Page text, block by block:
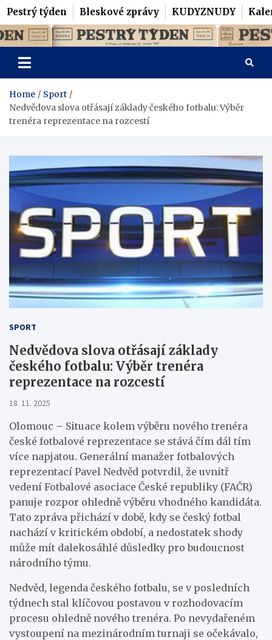
Pestrý týden Bleskové zprávy KUDYZNUDY
Skip
to
content
Pestrý Týden
Home
Sport
Nedvědova slova otřásají základy českého fotbalu: Výběr
trenéra reprezentace na rozcestí
SPORT
Nedvědova slova otřásají základy
českého fotbalu: Výběr trenéra
reprezentace na rozcestí
18. 11. 2025
Olomouc – Situace kolem výběru nového trenéra
české fotbalové reprezentace se stává čím dál tím
více napjatou. Generální manažer fotbalových
reprezentací Pavel Nedvěd potvrdil, že uvnitř
vedení Fotbalové asociace České republiky (FAČR)
panuje rozpor ohledně výběru vhodného kandidáta.
Tato zpráva přichází v době, kdy se český fotbal
nachází v kritickém období, a nedostatek shody
může mít dalekosáhlé důsledky pro budoucnost
národního týmu.
Nedvěd, legenda českého fotbalu, se v posledních
týdnech stal klíčovou postavou v rozhodovacím
procesu ohledně nového trenéra. Po nevydařeném
vystoupení na mezinárodním turnaji se očekávalo,